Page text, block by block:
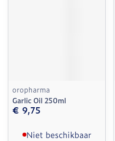
oropharma
Garlic Oil 250ml
€ 9,75
Niet beschikbaar